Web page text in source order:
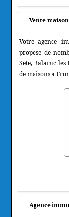
Vente
Votre agence
propose de
Sete, Balaruc les
de maisons a
Agence